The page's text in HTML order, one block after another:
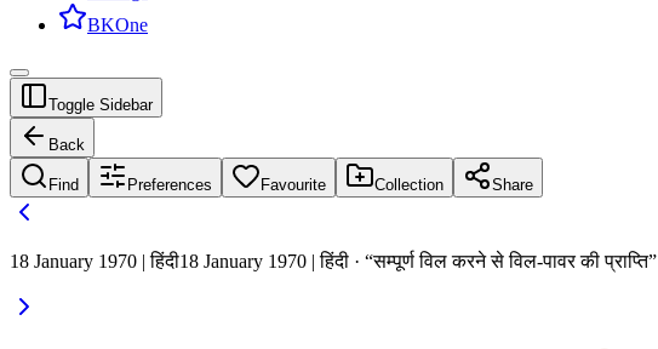
BKOne
Toggle Sidebar
Back
Find Preferences Favourite Collection Share
18 January 1970 | हिंदी18 January 1970 | हिंदी · “सम्पूर्ण विल करने से विल-पावर की प्राप्ति”